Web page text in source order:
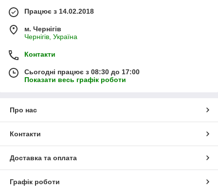
Працює з 14.02.2018
м. Чернігів
Чернігів, Україна
Контакти
Сьогодні працює з 08:30 до 17:00
Показати весь графік роботи
Про нас
Контакти
Доставка та оплата
Графік роботи